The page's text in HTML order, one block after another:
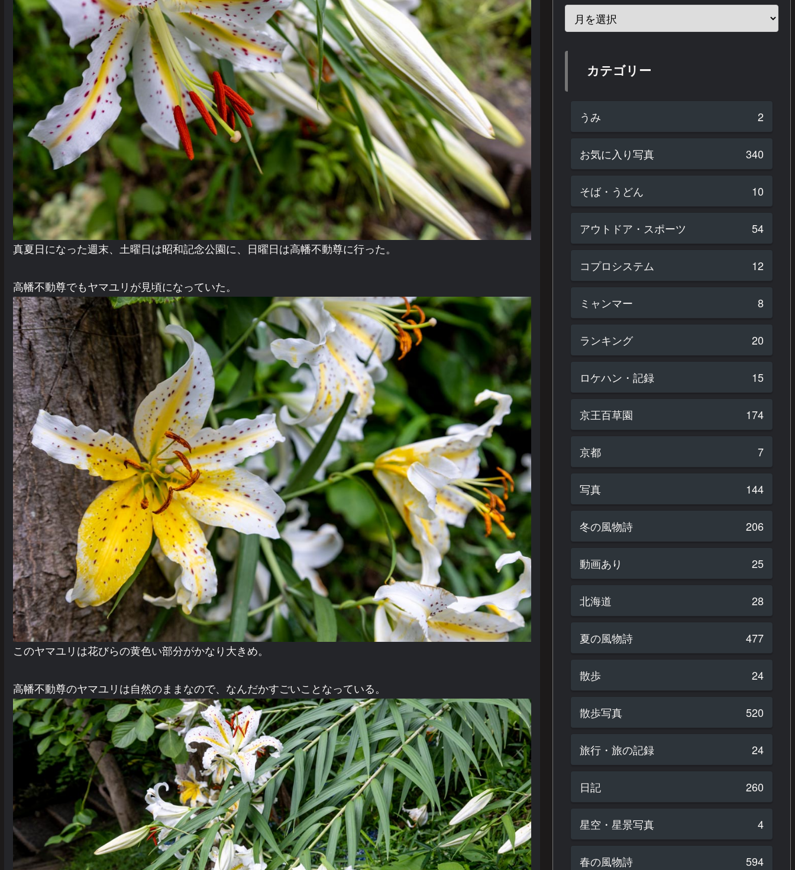
真夏日になった週末、土曜日は昭和記念公園に、日曜日は高幡不動尊に行った。
高幡不動尊でもヤマユリが見頃になっていた。
このヤマユリは花びらの黄色い部分がかなり大きめ。
高幡不動尊のヤマユリは自然のままなので、なんだかすごいことなっている。
カテゴリー
うみ 2
お気に入り写真 340
そば・うどん 10
アウトドア・スポーツ 54
コプロシステム 12
ミャンマー 8
ランキング 20
ロケハン・記録 15
京王百草園 174
京都 7
写真 144
冬の風物詩 206
動画あり 25
北海道 28
夏の風物詩 477
散歩 24
散歩写真 520
旅行・旅の記録 24
日記 260
星空・星景写真 4
春の風物詩 594